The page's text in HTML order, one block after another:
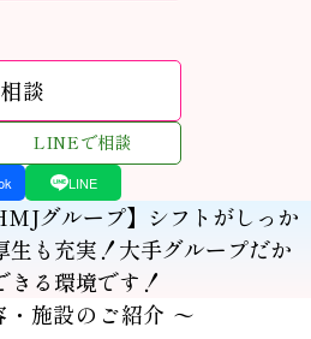
談
LINEで相談
LINE
グループ】シフトがしっか
生も充実！大手グループだか
きる環境です！
・施設のご紹介 〜